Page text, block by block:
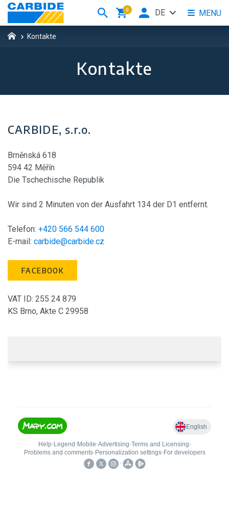
Kontakte
Kontakte
CARBIDE, s.r.o.
Brněnská 618
594 42 Měřín
Die Tschechische Republik
Wir sind 2 Minuten von der Ausfahrt 134 der D1 entfernt.
Telefon: +420 566 544 600
E-mail: carbide@carbide.cz
FACEBOOK
VAT ID: 255 24 879
KS Brno, Akte C 29958
0 MENU
DE